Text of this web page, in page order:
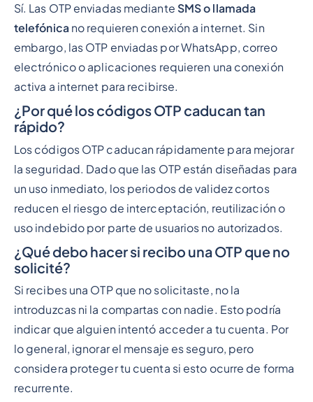
Sí. Las OTP enviadas mediante SMS o llamada
telefónicano requieren conexión a internet. Sin
embargo, las OTP enviadas por WhatsApp, correo
electrónico o aplicaciones requieren una conexión
activa a internet para recibirse.
¿Por qué los códigos OTP caducan tan
rápido?
Los códigos OTP caducan rápidamente para mejorar
la seguridad. Dado que las OTP están diseñadas para
un uso inmediato, los periodos de validez cortos
reducen el riesgo de interceptación, reutilización o
uso indebido por parte de usuarios no autorizados.
¿Qué debo hacer si recibo una OTP que no
solicité?
Si recibes una OTP que no solicitaste, no la
introduzcas ni la compartas con nadie. Esto podría
indicar que alguien intentó acceder a tu cuenta. Por
lo general, ignorar el mensaje es seguro, pero
considera proteger tu cuenta si esto ocurre de forma
recurrente.